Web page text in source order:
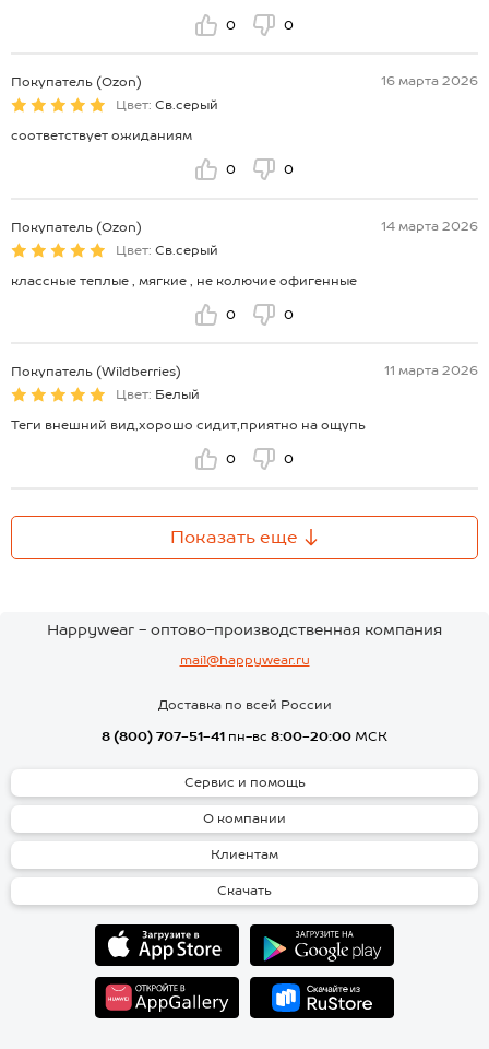
0 0
Покупатель (Ozon)
16 марта 2026
Цвет: Св.серый
соответствует ожиданиям
0 0
Покупатель (Ozon)
14 марта 2026
Цвет: Св.серый
классные теплые , мягкие , не колючие офигенные
0 0
Покупатель (Wildberries)
11 марта 2026
Цвет: Белый
Теги внешний вид,хорошо сидит,приятно на ощупь
0 0
Показать еще
Happywear - оптово-производственная компания
mail@happywear.ru
Доставка по всей России
8 (800) 707-51-41 пн-вс 8:00-20:00 МСК
Сервис и помощь
О компании
Клиентам
Скачать